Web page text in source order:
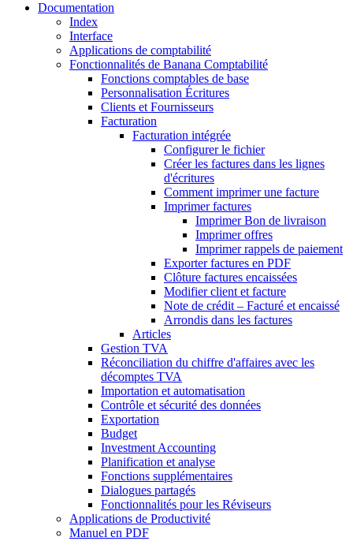
Documentation
Index
Interface
Applications de comptabilité
Fonctionnalités de Banana Comptabilité
Fonctions comptables de base
Personnalisation Écritures
Clients et Fournisseurs
Facturation
Facturation intégrée
Configurer le fichier
Créer les factures dans les lignes
d'écritures
Comment imprimer une facture
Imprimer factures
Imprimer Bon de livraison
Imprimer offres
Imprimer rappels de paiement
Exporter factures en PDF
Clôture factures encaissées
Modifier client et facture
Note de crédit – Facturé et encaissé
Arrondis dans les factures
Articles
Gestion TVA
Réconciliation du chiffre d'affaires avec les
décomptes TVA
Importation et automatisation
Contrôle et sécurité des données
Exportation
Budget
Investment Accounting
Planification et analyse
Fonctions supplémentaires
Dialogues partagés
Fonctionnalités pour les Réviseurs
Applications de Productivité
Manuel en PDF